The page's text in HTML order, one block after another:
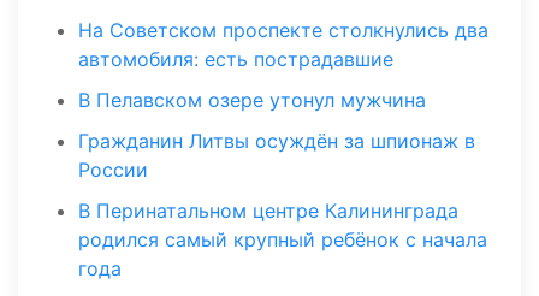
На Советском проспекте столкнулись два
автомобиля: есть пострадавшие
В Пелавском озере утонул мужчина
Гражданин Литвы осуждён за шпионаж в
России
В Перинатальном центре Калининграда
родился самый крупный ребёнок с начала
года